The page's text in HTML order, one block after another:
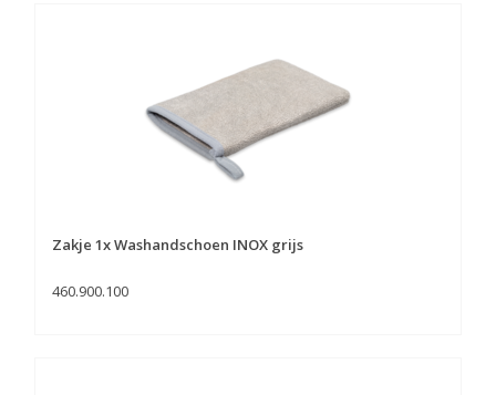
Zakje 1x Washandschoen INOX grijs
460.900.100